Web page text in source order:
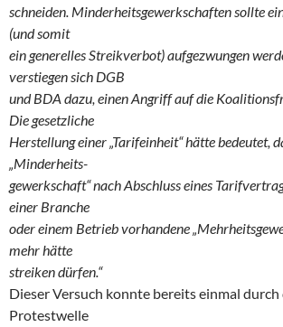
schneiden. Minderheitsgewerkschaften sollte
(und somit
ein generelles Streikverbot) aufgezwungen
verstiegen sich DGB
und BDA dazu, einen Angriff auf die
Die gesetzliche
Herstellung einer „Tarifeinheit“ hätte bedeutet,
„Minderheits-
gewerkschaft“ nach Abschluss eines
einer Branche
oder einem Betrieb vorhandene
mehr hätte
streiken dürfen.“
Dieser Versuch konnte bereits einmal
Protestwelle